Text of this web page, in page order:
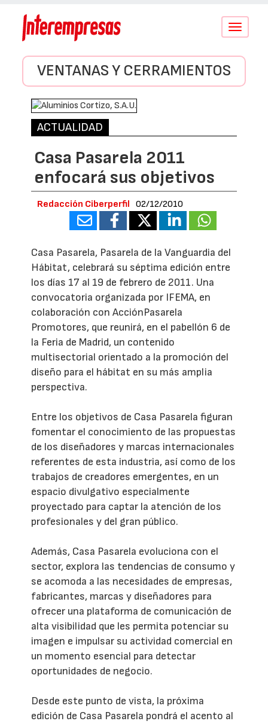
Conmutar
VENTANAS Y CERRAMIENTOS
ACTUALIDAD
Casa Pasarela 2011
enfocará sus objetivos
Redacción Ciberperfil 02/12/2010
Casa Pasarela, Pasarela de la Vanguardia del
Hábitat, celebrará su séptima edición entre
los días 17 al 19 de febrero de 2011. Una
convocatoria organizada por IFEMA, en
colaboración con AcciónPasarela
Promotores, que reunirá, en el pabellón 6 de
la Feria de Madrid, un contenido
multisectorial orientado a la promoción del
diseño para el hábitat en su más amplia
perspectiva.
Entre los objetivos de Casa Pasarela figuran
fomentar el conocimiento de las propuestas
de los diseñadores y marcas internacionales
referentes de esta industria, así como de los
trabajos de creadores emergentes, en un
espacio divulgativo especialmente
proyectado para captar la atención de los
profesionales y del gran público.
Además, Casa Pasarela evoluciona con el
sector, explora las tendencias de consumo y
se acomoda a las necesidades de empresas,
fabricantes, marcas y diseñadores para
ofrecer una plataforma de comunicación de
alta visibilidad que les permita potenciar su
imagen e impulsar su actividad comercial en
un momento esencial para detectar
oportunidades de negocio.
Desde este punto de vista, la próxima
edición de Casa Pasarela pondrá el acento al